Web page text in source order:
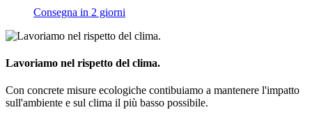
Consegna in 2 giorni
Lavoriamo nel rispetto del clima.
Con concrete misure ecologiche contibuiamo a mantenere l'impatto
sull'ambiente e sul clima il più basso possibile.